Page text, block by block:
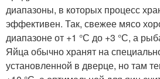
диапазоны, в которых процесс
эффективен. Так, свежее мясо
диапазоне от +1 °С до +3 °С, а
Яйца обычно хранят на
установленной в дверце, но там